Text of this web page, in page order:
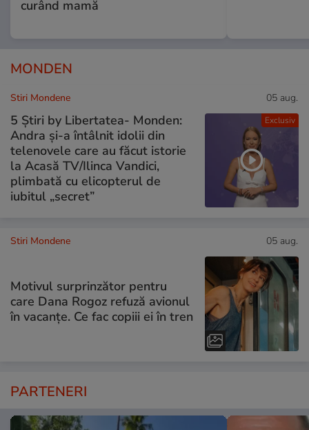
curând mamă
MONDEN
Exclusiv
Stiri Mondene 05 aug.
5 Știri by Libertatea- Monden:
Andra și-a întâlnit idolii din
telenovele care au făcut istorie
la Acasă TV/Ilinca Vandici,
plimbată cu elicopterul de
iubitul „secret”
Stiri Mondene 05 aug.
Motivul surprinzător pentru
care Dana Rogoz refuză avionul
în vacanțe. Ce fac copiii ei în tren
PARTENERI